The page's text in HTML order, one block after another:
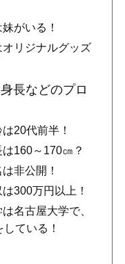
がいる！
リジナルグッズ
長などのプロ
20代前半！
160～170㎝？
非公開！
300万円以上！
名古屋大学で、
ている！